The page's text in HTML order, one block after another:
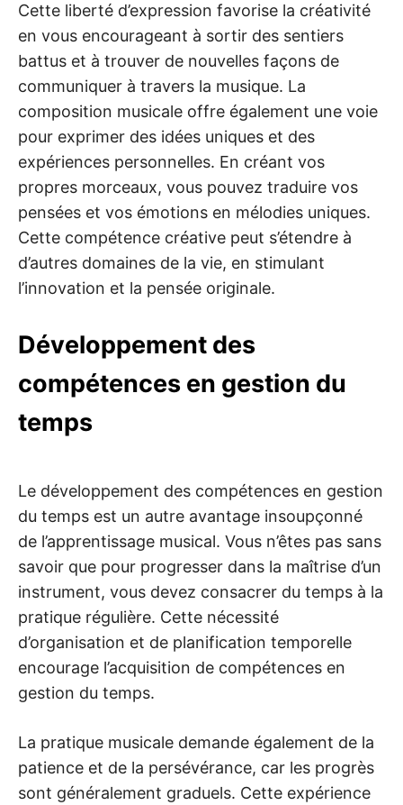
Cette liberté d’expression favorise la créativité
en vous encourageant à sortir des sentiers
battus et à trouver de nouvelles façons de
communiquer à travers la musique. La
composition musicale offre également une voie
pour exprimer des idées uniques et des
expériences personnelles. En créant vos
propres morceaux, vous pouvez traduire vos
pensées et vos émotions en mélodies uniques.
Cette compétence créative peut s’étendre à
d’autres domaines de la vie, en stimulant
l’innovation et la pensée originale.
Développement des
compétences en gestion du
temps
Le développement des compétences en gestion
du temps est un autre avantage insoupçonné
de l’apprentissage musical. Vous n’êtes pas sans
savoir que pour progresser dans la maîtrise d’un
instrument, vous devez consacrer du temps à la
pratique régulière. Cette nécessité
d’organisation et de planification temporelle
encourage l’acquisition de compétences en
gestion du temps.
La pratique musicale demande également de la
patience et de la persévérance, car les progrès
sont généralement graduels. Cette expérience